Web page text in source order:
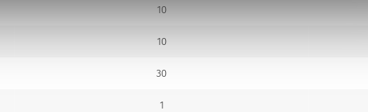
10
10
30
1